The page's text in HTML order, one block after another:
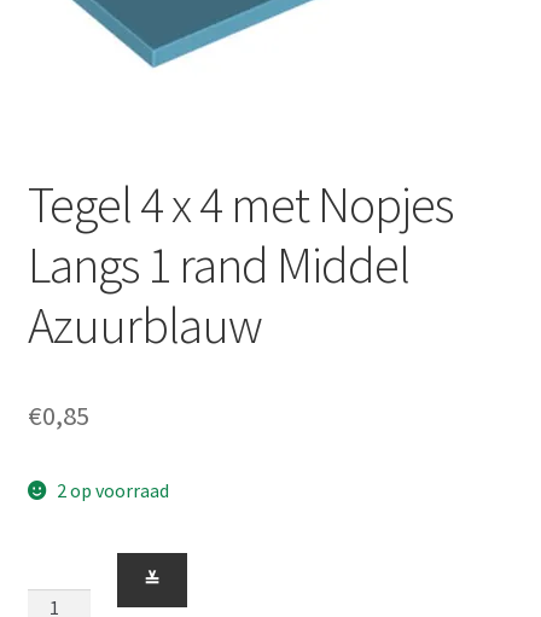
Tegel 4 x 4 met Nopjes
Langs 1 rand Middel
Azuurblauw
€0,85
2 op voorraad
4
≚